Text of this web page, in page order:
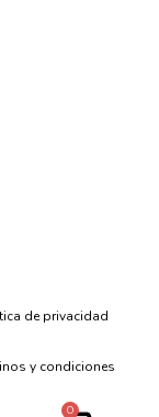
0
de privacidad
y condiciones